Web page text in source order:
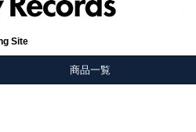
Site
商品一覧